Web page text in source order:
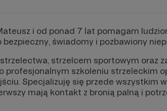
i od ponad 7 lat pomagam
świadomy i pozbawiony
strzelcem sportowym oraz
profesjonalnym szkoleniu strzeleckim
Specjalizuję się przede wszystkim
mają kontakt z bronią palną i